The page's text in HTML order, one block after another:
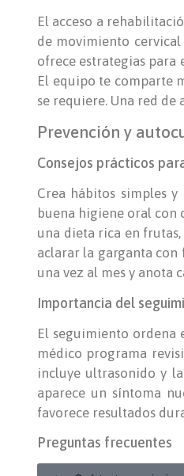
El acceso a
de movimiento
ofrece estrategias para
El equipo te comparte
se requiere. Una red
Prevención y
Consejos prácticos
Crea hábitos simples
buena higiene oral con
una dieta rica en
aclarar la garganta con
una vez al mes y anota
Importancia del
El seguimiento ordena
médico programa
incluye ultrasonido y
aparece un síntoma
favorece resultados
Preguntas frecuentes